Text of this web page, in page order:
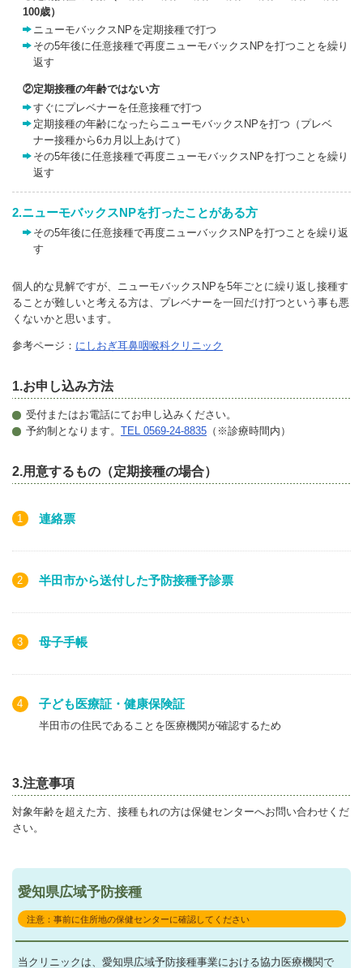
100歳）
ニューモバックスNPを定期接種で打つ
その5年後に任意接種で再度ニューモバックスNPを打つことを繰り
返す
②定期接種の年齢ではない方
すぐにプレベナーを任意接種で打つ
定期接種の年齢になったらニューモバックスNPを打つ（プレベ
ナー接種から6カ月以上あけて）
その5年後に任意接種で再度ニューモバックスNPを打つことを繰り
返す
2.ニューモバックスNPを打ったことがある方
その5年後に任意接種で再度ニューバックスNPを打つことを繰り返
す
個人的な見解ですが、ニューモバックスNPを5年ごとに繰り返し接種す
ることが難しいと考える方は、プレベナーを一回だけ打つという事も悪
くないかと思います。
参考ページ： にしおぎ耳鼻咽喉科クリニック
1.お申し込み方法
受付またはお電話にてお申し込みください。
予約制となります。 TEL 0569-24-8835 （ ※診療時間内）
2.用意するもの（定期接種の場合）
連絡票
半田市から送付した予防接種予診票
母子手帳
子ども医療証・健康保険証
半田市の住民であることを医療機関が確認するため
3.注意事項
対象年齢を超えた方、接種もれの方は保健センターへお問い合わせくだ
さい。
愛知県広域予防接種
注意：事前に住所地の保健センターに確認してください
当クリニックは、愛知県広域予防接種事業における協力医療機関で